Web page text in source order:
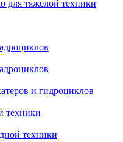
для тяжелой техники
и гидроциклов
техники
техники